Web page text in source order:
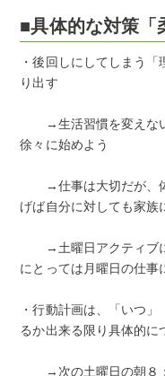
■具体的な対策「
・後回しにしてしまう
り出す
→生活習慣を変えない
徐々に始めよう
→仕事は大切だが、体
げば自分に対しても家族
→土曜日アクティブに
にとっては月曜日の仕事
・行動計画は、「いつ
るか出来る限り具体的に
→次の土曜日の朝８：